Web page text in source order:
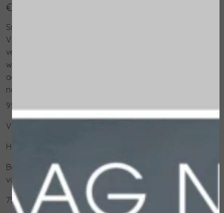
€ 27,00
Snel absorberende, voedende, niet-vette handcrème.
Verrijkt met Sacha Inchi olie, rijk aan omega 3 en 6
vetzuren, en Panthenol, het beschermt de huidbarrière
waardoor de handen zacht, gehydrateerd en
aangenaam geparfumeerd worden door delicate
noten van witte thee.
95% van de ingrediënten is van natuurlijke oorsprong
Voordelen
Highly hydrating action.
Beschermt de handen tegen agressie en uitdroging
van buitenaf.
75ml